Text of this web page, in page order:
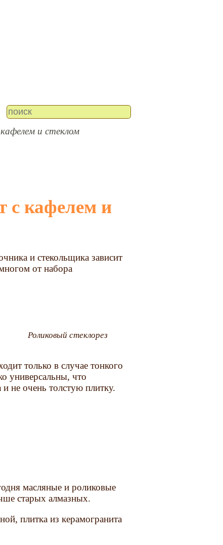
и стеклом
и стекольщика зависит
от набора
Роликовый стеклорез
только в случае тонкого
универсальны, что
и не очень толстую плитку.
масляные и роликовые
старых алмазных.
плитка из керамогранита